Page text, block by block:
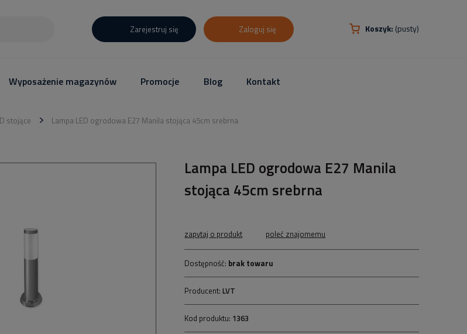
Koszyk: (pusty)
Zarejestruj się Zaloguj się
Wyposażenie magazynów Promocje Blog Kontakt
stojące Lampa LED ogrodowa E27 Manila stojąca 45cm srebrna
Lampa LED ogrodowa E27 Manila
stojąca 45cm srebrna
zapytaj o produkt poleć znajomemu
Dostępność: brak towaru
Producent:LVT
Kod produktu: 1363